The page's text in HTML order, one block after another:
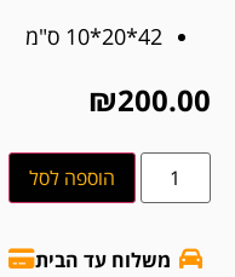
42*20*10 ס"מ
₪200.00
הוספה לסל
משלוח עד הבית